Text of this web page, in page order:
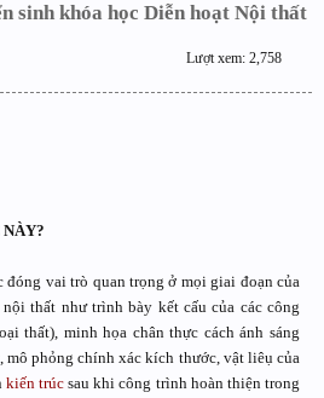
sinh khóa học Diễn hoạt Nội thất
Lượt xem: 2,758
vai trò quan trọng ở mọi giai đoạn của
nội thất như trình bày kết cấu của các công
thất), minh họa chân thực cách ánh sáng
mô phỏng chính xác kích thước, vật liêụ của
kiến trúc sau khi công trình hoàn thiện trong